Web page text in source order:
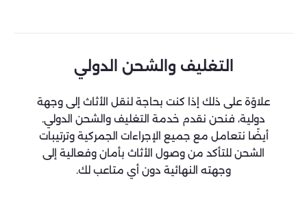
التغليف والشحن الدولي
علاوًة على ذلك إذا كنت بحاجة لنقل الأثاث إلى وجهة
دولية، فنحن نقدم خدمة التغليف والشحن الدولي.
أيضًا نتعامل مع جميع الإجراءات الجمركية وترتيبات
الشحن للتأكد من وصول الأثاث بأمان وفعالية إلى
وجهته النهائية دون أي متاعب لك.